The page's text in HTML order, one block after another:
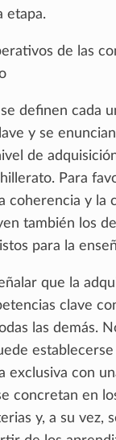
etapa.
de las
definen cada
y se
de
Para
coherencia y la
también los
para la
que la
clave
las demás.
establecerse
exclusiva con
concretan en
y, a su vez,